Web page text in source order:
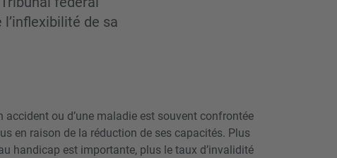
de sa
accident ou d’une maladie est souvent confrontée
en raison de la réduction de ses capacités. Plus
handicap est importante, plus le taux d’invalidité